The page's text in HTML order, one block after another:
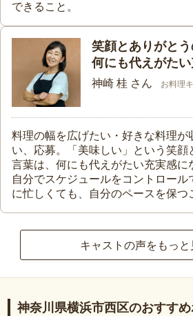
できること。
笑顔とありがと
何にも代えがた
神崎 桂 さん お料理
料理の幅を広げたい・好きな料理が
い、応募。「美味しい」という笑顔
言葉は、何にも代えがたい充実感に
自分でスケジュールをコントロール
に忙しくても、自分のペースを保つ
キャストの声をもっと
神奈川県横浜市西区のおすすめ